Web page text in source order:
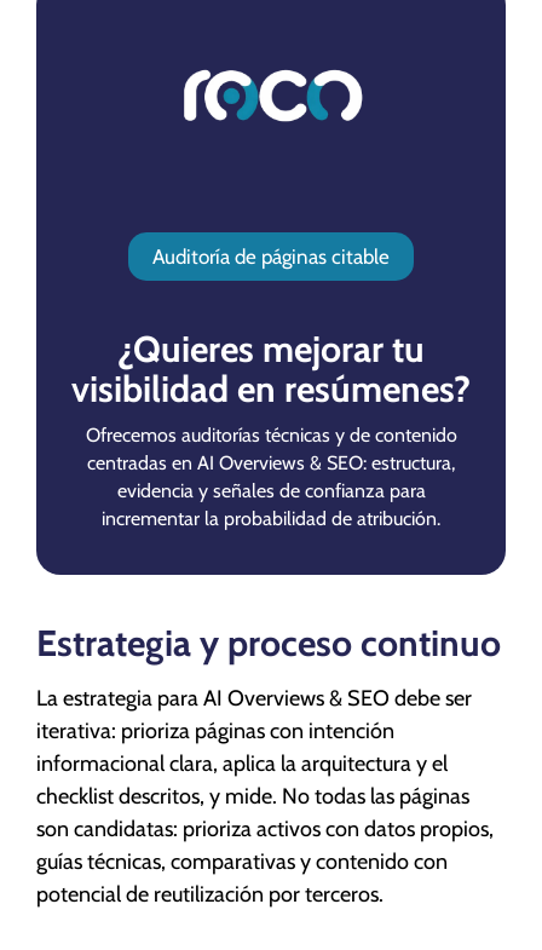
Auditoría de páginas citable
¿Quieres mejorar tu
visibilidad en resúmenes?
Ofrecemos auditorías técnicas y de contenido
centradas en AI Overviews & SEO: estructura,
evidencia y señales de confianza para
incrementar la probabilidad de atribución.
Estrategia y proceso continuo
La estrategia para AI Overviews & SEO debe ser
iterativa: prioriza páginas con intención
informacional clara, aplica la arquitectura y el
checklist descritos, y mide. No todas las páginas
son candidatas: prioriza activos con datos propios,
guías técnicas, comparativas y contenido con
potencial de reutilización por terceros.